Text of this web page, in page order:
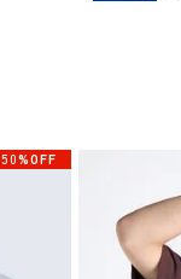
50%OFF